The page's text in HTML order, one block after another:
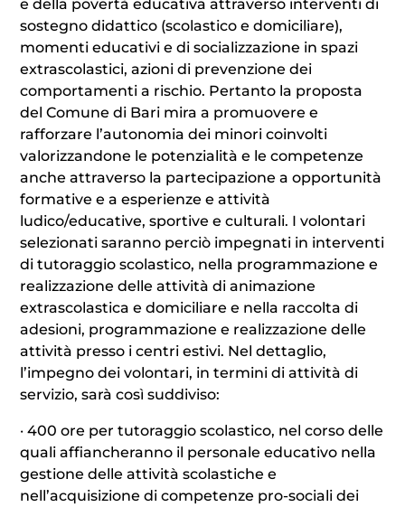
e della povertà educativa attraverso interventi di
sostegno didattico (scolastico e domiciliare),
momenti educativi e di socializzazione in spazi
extrascolastici, azioni di prevenzione dei
comportamenti a rischio. Pertanto la proposta
del Comune di Bari mira a promuovere e
rafforzare l’autonomia dei minori coinvolti
valorizzandone le potenzialità e le competenze
anche attraverso la partecipazione a opportunità
formative e a esperienze e attività
ludico/educative, sportive e culturali. I volontari
selezionati saranno perciò impegnati in interventi
di tutoraggio scolastico, nella programmazione e
realizzazione delle attività di animazione
extrascolastica e domiciliare e nella raccolta di
adesioni, programmazione e realizzazione delle
attività presso i centri estivi. Nel dettaglio,
l’impegno dei volontari, in termini di attività di
servizio, sarà così suddiviso:
· 400 ore per tutoraggio scolastico, nel corso delle
quali affiancheranno il personale educativo nella
gestione delle attività scolastiche e
nell’acquisizione di competenze pro-sociali dei